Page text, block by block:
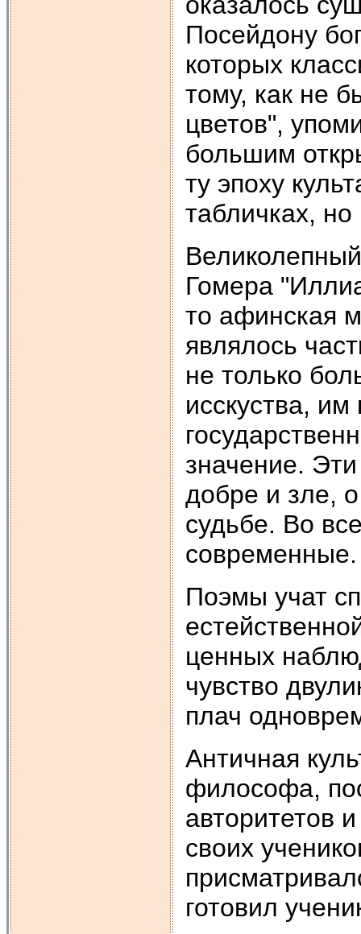
Посейдону
которых
тому, как не
цветов",
большим
ту эпоху
табличках,
Гомера
то афинская
являлось
не только
исскуства,
значение.
добре и зле,
судьбе. Во
современные.
Поэмы учат
ценных
чувство
плач
Античная
философа,
авторитетов
своих
готовил